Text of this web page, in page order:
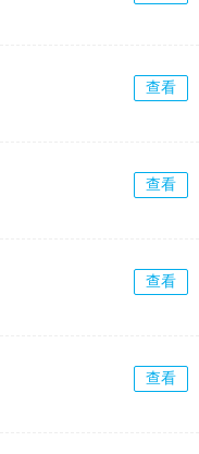
查看
查看
查看
查看